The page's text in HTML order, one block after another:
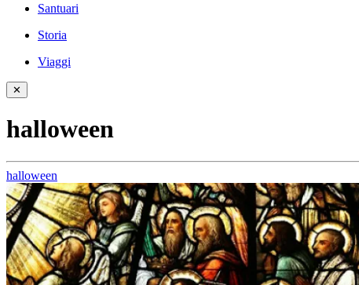
Santuari
Storia
Viaggi
✕
halloween
halloween